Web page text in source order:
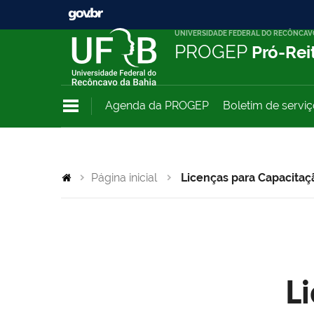
UNIVERSIDADE FEDERAL DO
PROGEP Pró-
Agenda da PROGEP Boletim de
Página inicial Licenças para